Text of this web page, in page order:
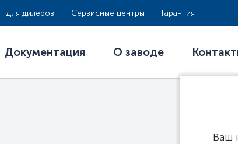
Для дилеров Сервисные центры Гарантия
Документация О заводе
Ваш